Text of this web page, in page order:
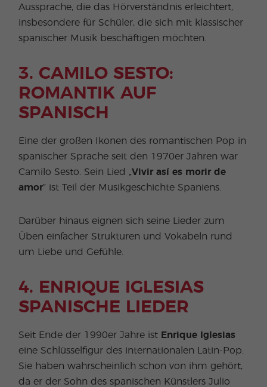
Aussprache, die das Hörverständnis erleichtert,
insbesondere für Schüler, die sich mit klassischer
spanischer Musik beschäftigen möchten.
3. CAMILO SESTO:
ROMANTIK AUF
SPANISCH
Eine der großen Ikonen des romantischen Pop in
spanischer Sprache seit den 1970er Jahren war
Camilo Sesto. Sein Lied „Vivir así es morir de
amor” ist Teil der Musikgeschichte Spaniens.
Darüber hinaus eignen sich seine Lieder zum
Üben einfacher Strukturen und Vokabeln rund
um Liebe und Gefühle.
4. ENRIQUE IGLESIAS
SPANISCHE LIEDER
Seit Ende der 1990er Jahre ist Enrique Iglesias
eine Schlüsselfigur des internationalen Latin-Pop.
Sie haben wahrscheinlich schon von ihm gehört,
da er der Sohn des spanischen Künstlers Julio